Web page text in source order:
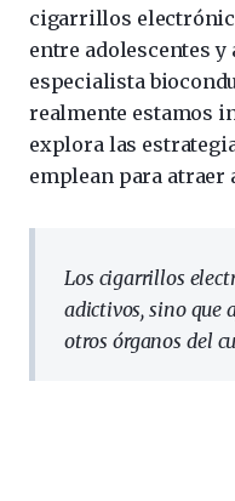
cigarrillos
entre adolescentes y
especialista
realmente estamos
explora las
emplean para atraer
Los cigarrillos
adictivos, sino que
otros órganos del